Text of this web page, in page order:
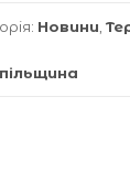
Новини,